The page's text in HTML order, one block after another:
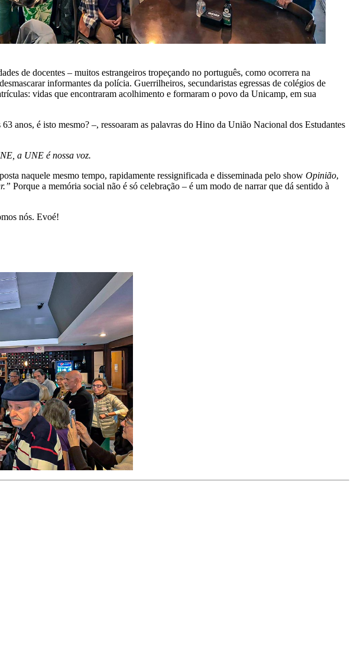
de docentes – muitos estrangeiros tropeçando no português, como ocorrera na
informantes da polícia. Guerrilheiros, secundaristas egressas de colégios de
vidas que encontraram acolhimento e formaram o povo da Unicamp, em sua
anos, é isto mesmo? –, ressoaram as palavras do Hino da União Nacional dos Estudantes
a UNE é nossa voz.
naquele mesmo tempo, rapidamente ressignificada e disseminada pelo show Opinião,
Porque a memória social não é só celebração – é um modo de narrar que dá sentido à
nós. Evoé!